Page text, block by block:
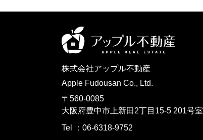
株式会社アップル不動産
Apple Fudousan Co., Ltd.
〒560-0085
大阪府豊中市上新田2丁目15-5 201号室
Tel ：06-6318-9752